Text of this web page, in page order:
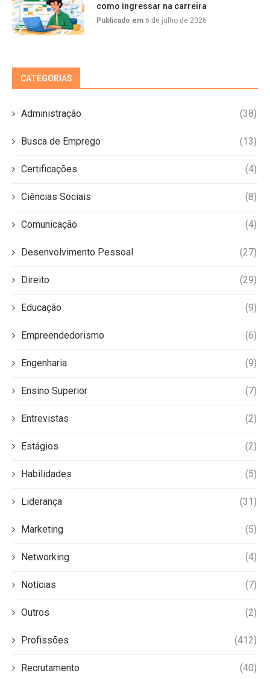
como ingressar na carreira
Publicado em 6 de julho de 2026
CATEGORIAS
Administração (38)
Busca de Emprego (13)
Certificações (4)
Ciências Sociais (8)
Comunicação (4)
Desenvolvimento Pessoal (27)
Direito (29)
Educação (9)
Empreendedorismo (6)
Engenharia (9)
Ensino Superior (7)
Entrevistas (2)
Estágios (2)
Habilidades (5)
Liderança (31)
Marketing (5)
Networking (4)
Notícias (7)
Outros (2)
Profissões (412)
Recrutamento (40)